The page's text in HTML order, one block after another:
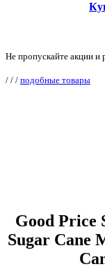
Не пропускайте акции и
/ / / подобные товары
Good Price
Sugar Cane